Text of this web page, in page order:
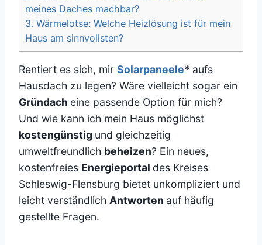
meines Daches machbar?
3. Wärmelotse: Welche Heizlösung ist für mein
Haus am sinnvollsten?
Rentiert es sich, mir Solarpaneele* aufs
Hausdach zu legen? Wäre vielleicht sogar ein
Gründach eine passende Option für mich?
Und wie kann ich mein Haus möglichst
kostengünstig und gleichzeitig
umweltfreundlich beheizen? Ein neues,
kostenfreies Energieportal des Kreises
Schleswig-Flensburg bietet unkompliziert und
leicht verständlich Antworten auf häufig
gestellte Fragen.